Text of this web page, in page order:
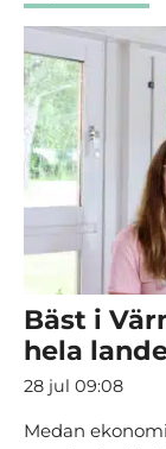
Bäst i
hela
28 jul 09:08
Medan